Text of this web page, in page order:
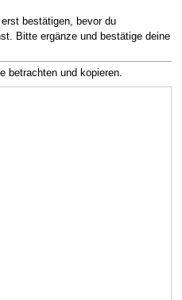
bestätigen, bevor du
Bitte ergänze und bestätige deine
betrachten und kopieren.